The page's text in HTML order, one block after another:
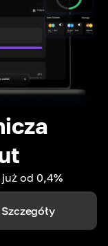
od 0,4%
Szczegóły